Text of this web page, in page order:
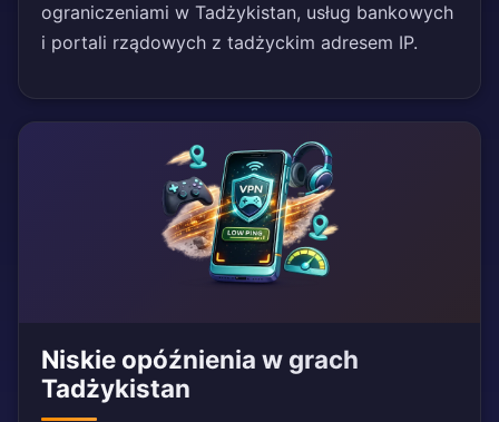
ograniczeniami w Tadżykistan, usług bankowych
i portali rządowych z tadżyckim adresem IP.
Niskie opóźnienia w grach
Tadżykistan